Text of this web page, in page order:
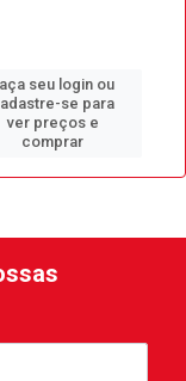
seu login ou
se para
ver preços e
comprar